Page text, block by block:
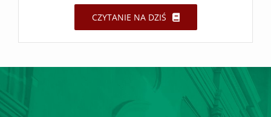
CZYTANIE NA DZIŚ